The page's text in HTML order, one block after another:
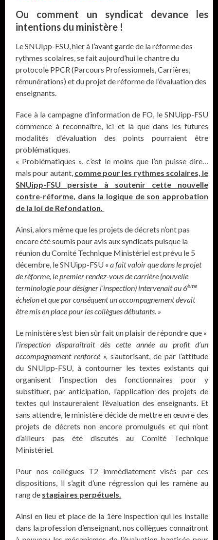
Ou comment un syndicat devance les
intentions du ministère !
Le SNUIpp-FSU, hier à l’avant garde de la réforme des
rythmes scolaires, se fait aujourd’hui le chantre du
protocole PPCR (Parcours Professionnels, Carrières,
rémunérations) et du projet de réforme de l’évaluation des
enseignants.
Face à la campagne d’information de FO, le SNUipp-FSU
commence à reconnaître, ici et là que dans les futures
modalités d’évaluation des points pourraient être
problématiques.
« Problématiques », c’est le moins que l’on puisse dire…
mais pour autant, comme pour les rythmes scolaires, le
SNUipp-FSU persiste à soutenir cette nouvelle
contre-réforme, dans la logique de son approbation
de la loi de Refondation.
Ainsi, alors même que les projets de décrets n’ont pas
encore été soumis pour avis aux syndicats puisque la
réunion du Comité Technique Ministériel est prévu le 5
décembre, le SNUipp-FSU «a fait valoir que dans le projet
de réforme, le premier rendez-vous de carrière (nouvelle
terminologie pour désigner l’inspection) intervenait au 6ème
échelon et que par conséquent un accompagnement devait
être mis en place pour les collègues débutants. »
Le ministère s’est bien sûr fait un plaisir de répondre que «
l’inspection disparaîtrait dès cette année au profit d’un
accompagnement renforcé »,s’autorisant, de par l’attitude
du SNUIpp-FSU, à contourner les textes existants qui
organisent l’inspection des fonctionnaires pour y
substituer, par anticipation, l’application des projets de
textes qui instaureraient l’évaluation des enseignants. Et
sans attendre, le ministère décide de mettre en œuvre des
projets de décrets non encore promulgués et qui n’ont
d’ailleurs pas été discutés au Comité Technique
Ministériel.
Pour nos collègues T2 immédiatement visés par ces
dispositions, il s’agit d’une régression qui les ramène au
rang de stagiaires perpétuels.
Ainsi en lieu et place de la 1ère inspection qui les installe
dans la profession d’enseignant, nos collègues connaîtront